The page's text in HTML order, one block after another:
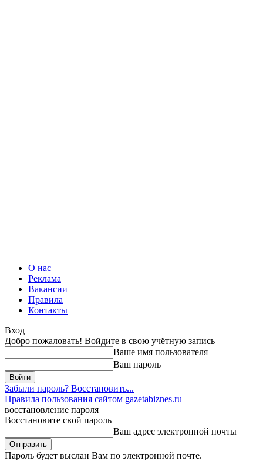
О нас
Реклама
Вакансии
Правила
Контакты
Вход
Добро пожаловать! Войдите в свою учётную запись
Ваше имя пользователя
Ваш пароль
Забыли пароль? Восстановить...
Правила пользования сайтом gazetabiznes.ru
восстановление пароля
Восстановите свой пароль
Ваш адрес электронной почты
Пароль будет выслан Вам по электронной почте.